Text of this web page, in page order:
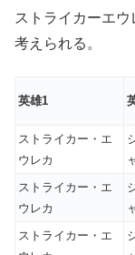
ストライカーエ
考えられる。
英雄1
ストライカー・エ
ウレカ
ストライカー・エ
ウレカ
ストライカー・エ